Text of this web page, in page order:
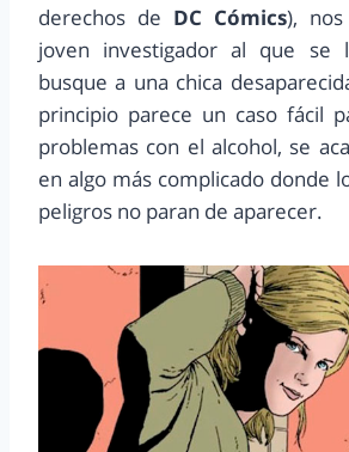
derechos de DC Cómics),
joven investigador al que se
busque a una chica
principio parece un caso fácil
problemas con el alcohol, se
en algo más complicado donde
peligros no paran de aparecer.